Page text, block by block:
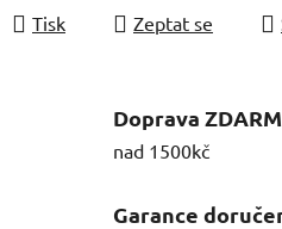
Tisk Zeptat se
Doprava
nad 1500kč
Garance